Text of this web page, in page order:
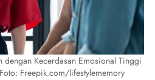
dengan Kecerdasan Emosional Tinggi
Freepik.com/lifestylememory